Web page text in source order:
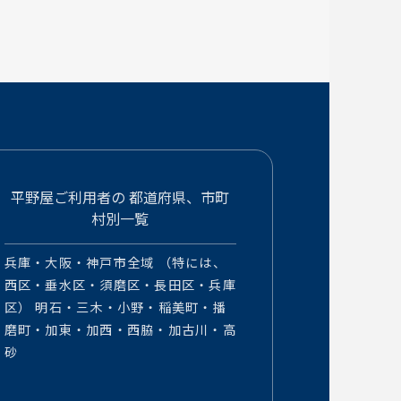
平野屋ご利用者の 都道府県、市町
村別一覧
兵庫・大阪・神戸市全域 （特には、
西区・垂水区・須磨区・長田区・兵庫
区） 明石・三木・小野・稲美町・播
磨町・加東・加西・西脇・加古川・高
砂